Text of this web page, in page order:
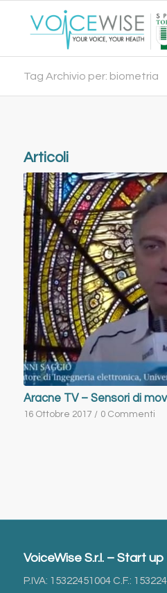
Tag Archivio per: biometria
Articoli
Aracne TV – Sensori di
16 Ottobre 2017 / 0 Commenti
VoiceWise S.r.l. – Start
P.IVA: 15322451004 C.F.: